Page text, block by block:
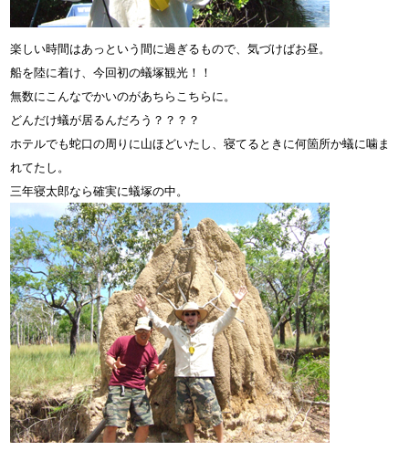
楽しい時間はあっという間に過ぎるもので、気づけばお昼。
船を陸に着け、今回初の蟻塚観光！！
無数にこんなでかいのがあちらこちらに。
どんだけ蟻が居るんだろう？？？？
ホテルでも蛇口の周りに山ほどいたし、寝てるときに何箇所か蟻に噛ま
れてたし。
三年寝太郎なら確実に蟻塚の中。